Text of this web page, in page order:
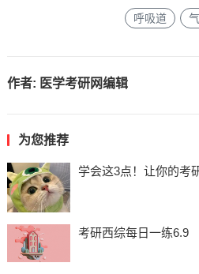
呼吸道
作者: 医学考研网编辑
为您推荐
学会这3点！让你的考
考研西综每日一练6.9